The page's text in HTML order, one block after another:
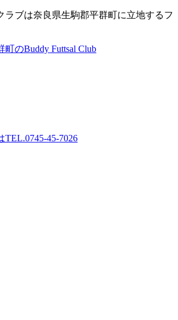
ラブは奈良県生駒郡平群町に立地するフ
TEL.0745-45-7026